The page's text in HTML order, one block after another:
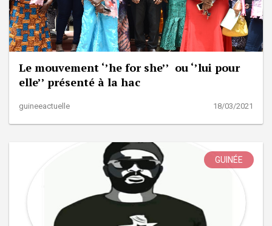
Le mouvement ‘’he for she’’ ou ‘’lui pour
elle’’ présenté à la hac
guineeactuelle 18/03/2021
GUINÉE